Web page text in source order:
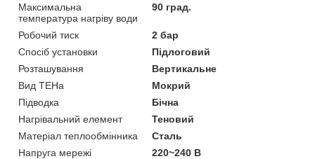
Максимальна
температура нагріву води
90 град.
Робочий тиск
2 бар
Спосіб установки
Підлоговий
Розташування
Вертикальне
Вид ТЕНа
Мокрий
Підводка
Бічна
Нагрівальний елемент
Теновий
Матеріал теплообмінника
Сталь
Напруга мережі
220~240 В